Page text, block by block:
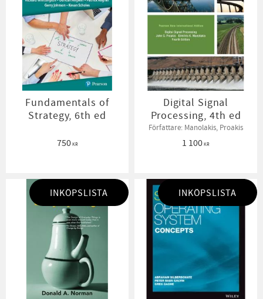
Fundamentals of
Strategy, 6th ed
750KR
Digital Signal
Processing, 4th ed
Författare: Manolakis, Proakis
1 100KR
INKÖPSLISTA INKÖPSLISTA